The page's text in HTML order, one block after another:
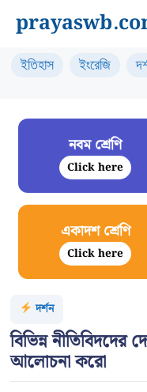
content
ইতিহাস ইংরেজি
নবম শ্রেণি
Click here
একাদশ শ্রেণি
Click here
দর্শন
বিভিন্ন নীতিবিদদের
আলোচনা করো